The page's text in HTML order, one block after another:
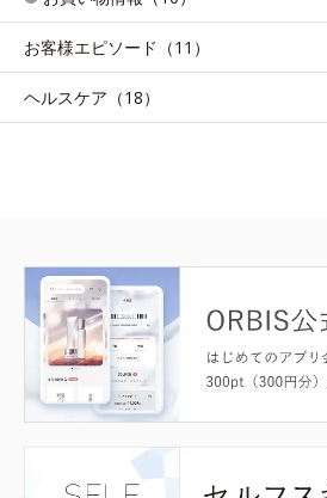
お客様エピソード（11）
ヘルスケア（18）